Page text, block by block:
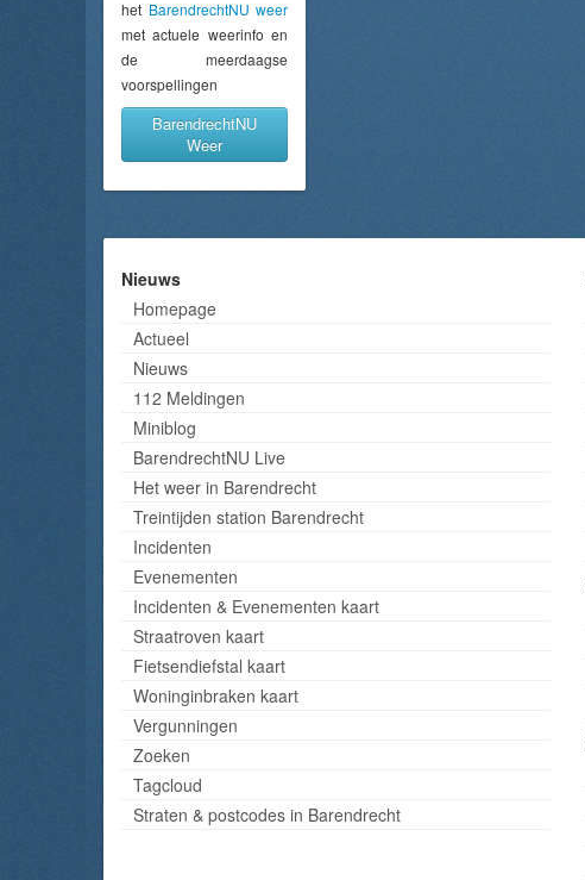
het BarendrechtNU weer
met actuele weerinfo en
de meerdaagse
voorspellingen
BarendrechtNU
Weer
Nieuws
Homepage
Actueel
Nieuws
112 Meldingen
Miniblog
BarendrechtNU Live
Het weer in Barendrecht
Treintijden station Barendrecht
Incidenten
Evenementen
Incidenten & Evenementen kaart
Straatroven kaart
Fietsendiefstal kaart
Woninginbraken kaart
Vergunningen
Zoeken
Tagcloud
Straten & postcodes in Barendrecht